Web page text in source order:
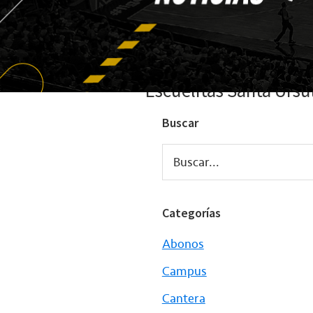
Escuelitas Santa
Buscar
Buscar...
Categorías
Abonos
Campus
Cantera